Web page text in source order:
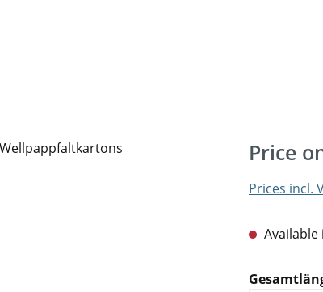
Price
Prices incl.
Available
Select